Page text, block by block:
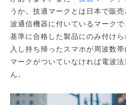
うか。技適マークとは日本で販
波通信機器に付いているマーク
基準に合格した製品にのみ付け
入し持ち帰ったスマホが周波数
マークがついていなければ電波
ん。